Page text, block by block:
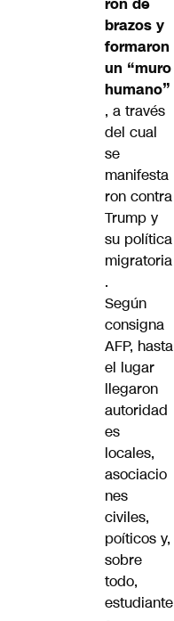
brazos y
formaron
un “muro
humano”
, a través
del cual
se
manifesta
ron contra
Trump y
su política
migratoria
.
Según
consigna
AFP, hasta
el lugar
llegaron
autoridad
es
locales,
asociacio
nes
civiles,
poíticos y,
sobre
todo,
estudiante